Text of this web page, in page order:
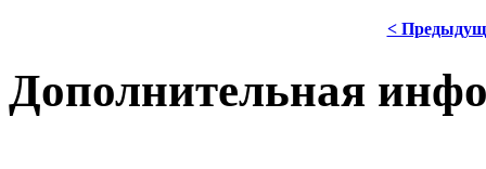
<
Дополнительная